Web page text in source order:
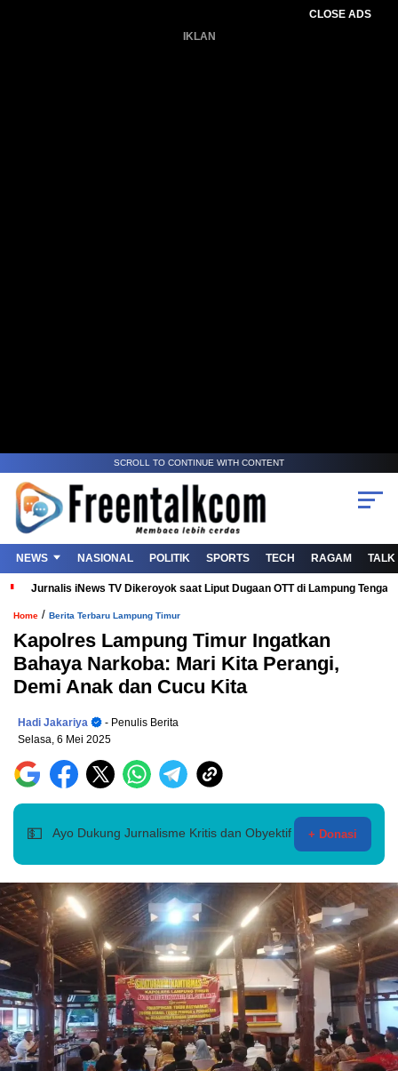
CLOSE ADS
IKLAN
SCROLL TO CONTINUE WITH CONTENT
NEWS NASIONAL POLITIK SPORTS TECH RAGAM TALK
Jurnalis iNews TV Dikeroyok saat Liput Dugaan OTT di Lampung
Home / Berita Terbaru Lampung Timur
Kapolres Lampung Timur Ingatkan
Bahaya Narkoba: Mari Kita Perangi,
Demi Anak dan Cucu Kita
Hadi Jakariya
- Penulis Berita
Selasa, 6 Mei 2025
💵 Ayo Dukung Jurnalisme Kritis dan Obyektif + Donasi